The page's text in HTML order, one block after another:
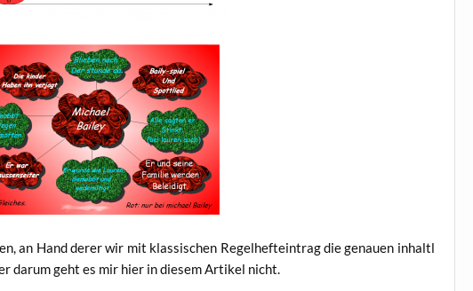
an Hand derer wir mit klas­si­schen Regel­heft­ein­trag die genau­en inhalt­l
dar­um geht es mir hier in die­sem Arti­kel nicht.